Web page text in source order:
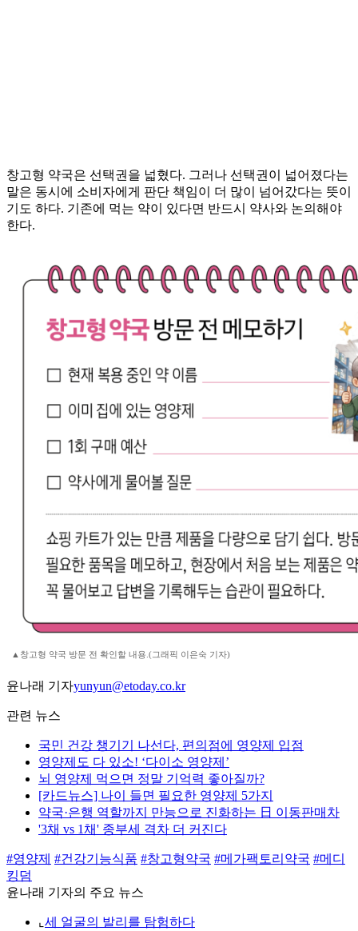
창고형 약국은 선택권을 넓혔다. 그러나 선택권이 넓어졌다는
말은 동시에 소비자에게 판단 책임이 더 많이 넘어갔다는 뜻이
기도 하다. 기존에 먹는 약이 있다면 반드시 약사와 논의해야
한다.
▲창고형 약국 방문 전 확인할 내용.(그래픽 이은숙 기자)
윤나래 기자yunyun@etoday.co.kr
관련 뉴스
국민 건강 챙기기 나선다, 편의점에 영양제 입점
영양제도 다 있소! ‘다이소 영양제’
뇌 영양제 먹으면 정말 기억력 좋아질까?
[카드뉴스] 나이 들면 필요한 영양제 5가지
약국·은행 역할까지 만능으로 진화하는 日 이동판매차
'3채 vs 1채' 종부세 격차 더 커진다
#영양제 #건강기능식품 #창고형약국 #메가팩토리약국 #메디
킹덤
윤나래 기자의 주요 뉴스
⌞ 세 얼굴의 발리를 탐험하다